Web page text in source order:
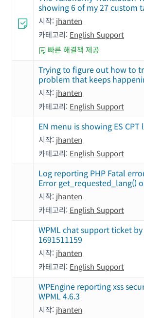
showing 6 of my 27 custom
시작: jhanten
카테고리: English Support
빠른 해결책 제공
Trying to figure out how to
problem that keeps
시작: jhanten
카테고리: English Support
EN menu is showing ES CPT
시작: jhanten
카테고리: English Support
Log reporting PHP Fatal
Error get_requested_lang()
시작: jhanten
카테고리: English Support
WPML chat support ticket
1691511159
시작: jhanten
카테고리: English Support
WPEngine reporting xss
WPML 4.6.3
시작: jhanten